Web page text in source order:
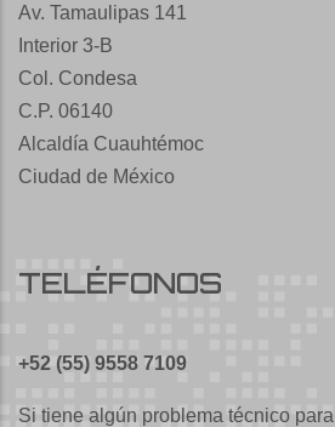
Av. Tamaulipas 141
Interior 3-B
Col. Condesa
C.P. 06140
Alcaldía Cuauhtémoc
Ciudad de México
TELÉFONOS
+52 (55) 9558 7109
Si tiene algún problema técnico